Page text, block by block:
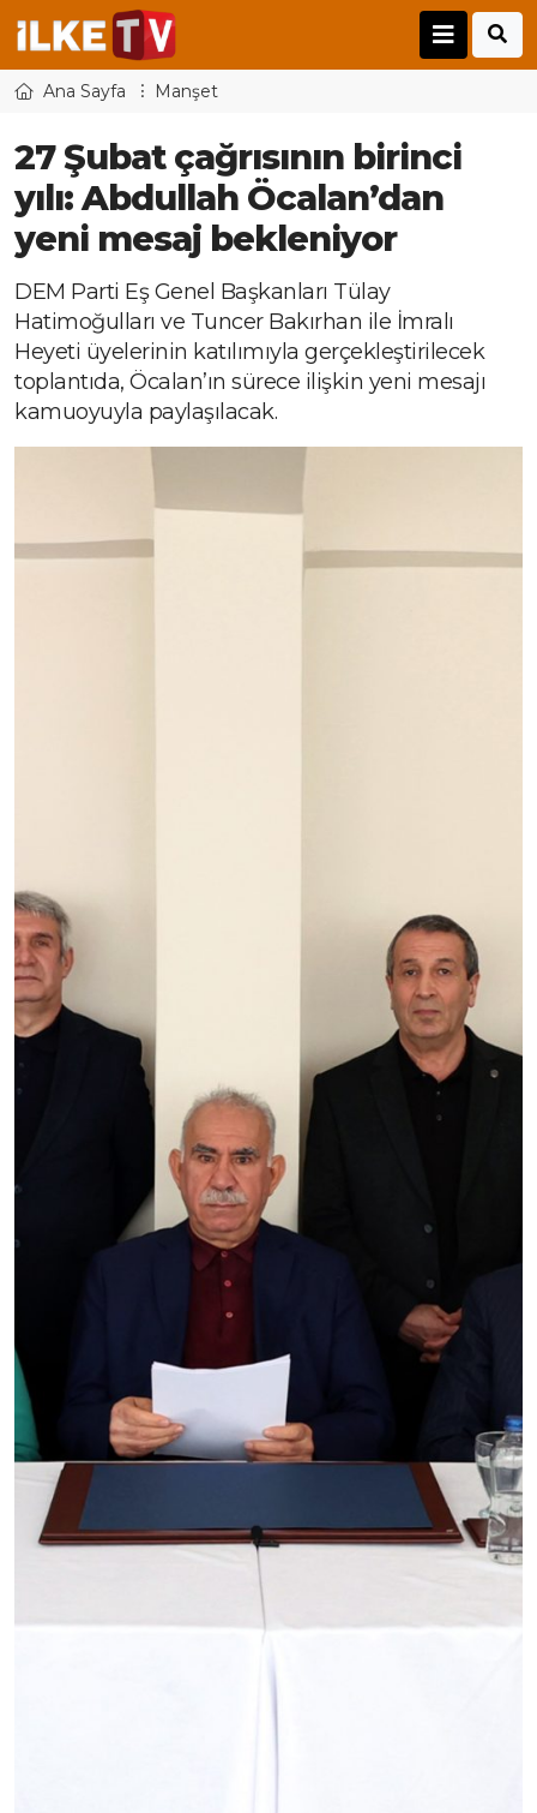
Ana Sayfa Manşet
27 Şubat çağrısının birinci
yılı: Abdullah Öcalan’dan
yeni mesaj bekleniyor
DEM Parti Eş Genel Başkanları Tülay
Hatimoğulları ve Tuncer Bakırhan ile İmralı
Heyeti üyelerinin katılımıyla gerçekleştirilecek
toplantıda, Öcalan’ın sürece ilişkin yeni mesajı
kamuoyuyla paylaşılacak.